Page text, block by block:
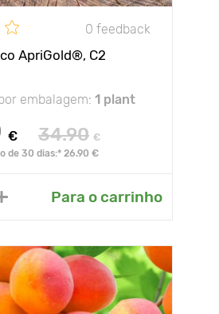
0 feedback
ApriGold®, C2
embalagem: 1 plant
€ 34.90 €
de 30 dias:* 26.90 €
Para o carrinho